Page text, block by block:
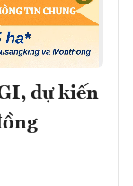
dự kiến